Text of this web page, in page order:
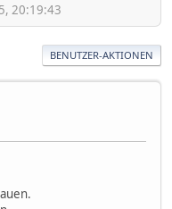
20:19:43
BENUTZER-AKTIONEN